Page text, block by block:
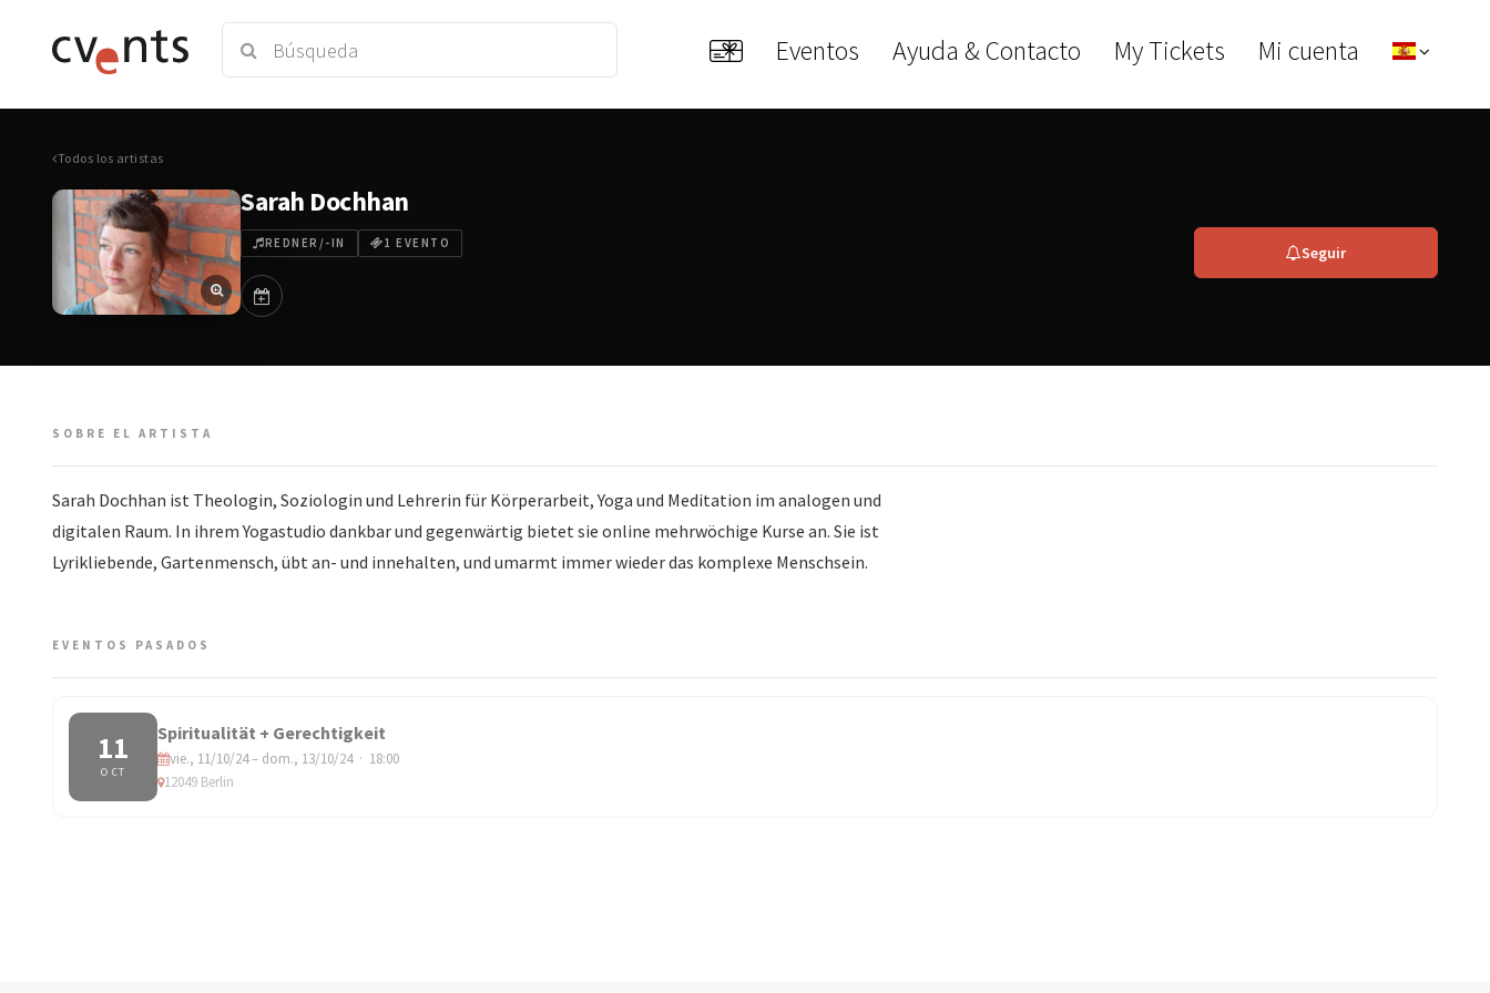
Eventos Ayuda & Contacto My Tickets Mi cuenta
Todos los artistas
Sarah Dochhan
REDNER/-IN 1 EVENTO Seguir
SOBRE EL ARTISTA
Sarah Dochhan ist Theologin, Soziologin und Lehrerin für Körperarbeit, Yoga und Meditation im analogen und
digitalen Raum. In ihrem Yogastudio dankbar und gegenwärtig bietet sie online mehrwöchige Kurse an. Sie ist
Lyrikliebende, Gartenmensch, übt an- und innehalten, und umarmt immer wieder das komplexe Menschsein.
EVENTOS PASADOS
11
OCT
Spiritualität + Gerechtigkeit
vie., 11/10/24 – dom., 13/10/24 · 18:00
12049 Berlin